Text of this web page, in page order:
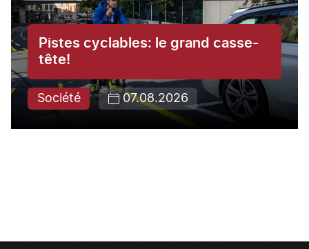
Pistes cyclables: le grand casse-
tête!
Société 07.08.2026